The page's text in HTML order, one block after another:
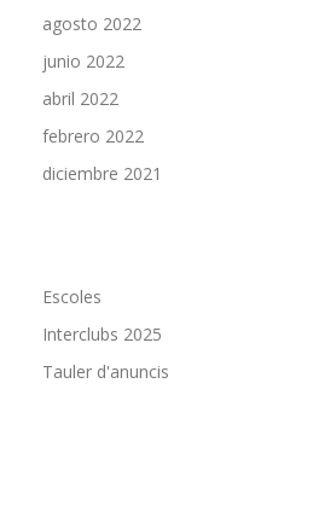
agosto 2022
junio 2022
abril 2022
febrero 2022
diciembre 2021
Escoles
Interclubs 2025
Tauler d'anuncis